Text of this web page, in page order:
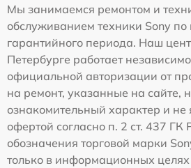
Мы занимаемся ремонтом и
обслуживанием техники Sony по
гарантийного периода. Наш
Петербурге работает
официальной авторизации от
на ремонт, указанные на сайте,
ознакомительный характер и не
офертой согласно п. 2 ст. 437
обозначения торговой марки
только в информационных